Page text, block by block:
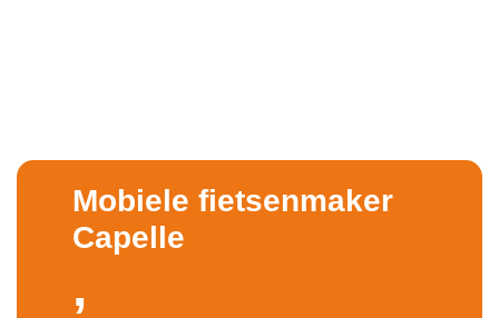
Mobiele fietsenmaker
Capelle
,